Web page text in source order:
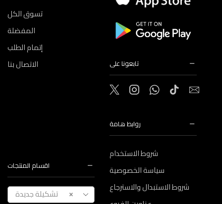
تسوق الكل
المفضلة
إتمام الطلب
الاتصال بنا
تابعونا على
اقسام المنتجات
× تشكيلة جديدة
روابط هامة
شروط الاستخدام
سياسة الخصوصية
شروط الاستبدال والاسترجاع